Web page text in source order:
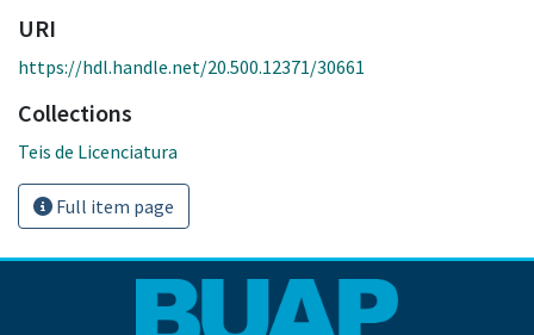
URI
https://hdl.handle.net/20.500.12371/30661
Collections
Teis de Licenciatura
Full item page